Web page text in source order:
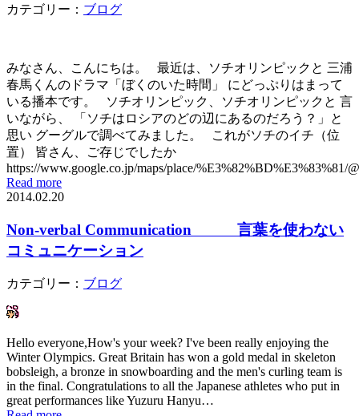
カテゴリー： ブログ
みなさん、こんにちは。 最近は、ソチオリンピックと 三浦
春馬くんのドラマ「ぼくのいた時間」 にどっぷりはまって
いる播本です。 ソチオリンピック、ソチオリンピックと 言
いながら、 「ソチはロシアのどの辺にあるのだろう？」と
思い グーグルで調べてみました。 これがソチのイチ（位
置） 皆さん、ご存じでしたか
https://www.google.co.jp/maps/place/
Read more
2014.02.20
Non-verbal Communication 言葉を使わない
コミュニケーション
カテゴリー： ブログ
Hello everyone,How's your week? I've been really enjoying the
Winter Olympics. Great Britain has won a gold medal in skeleton
bobsleigh, a bronze in snowboarding and the men's curling team is
in the final. Congratulations to all the Japanese athletes who put in
great performances like Yuzuru Hanyu…